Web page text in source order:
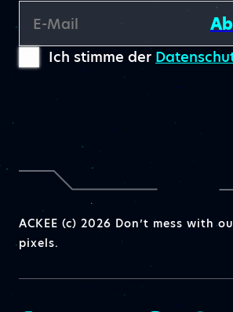
E-Mail
Ich stimme der
ACKEE (c) 2026 Don’t mess with
pixels.